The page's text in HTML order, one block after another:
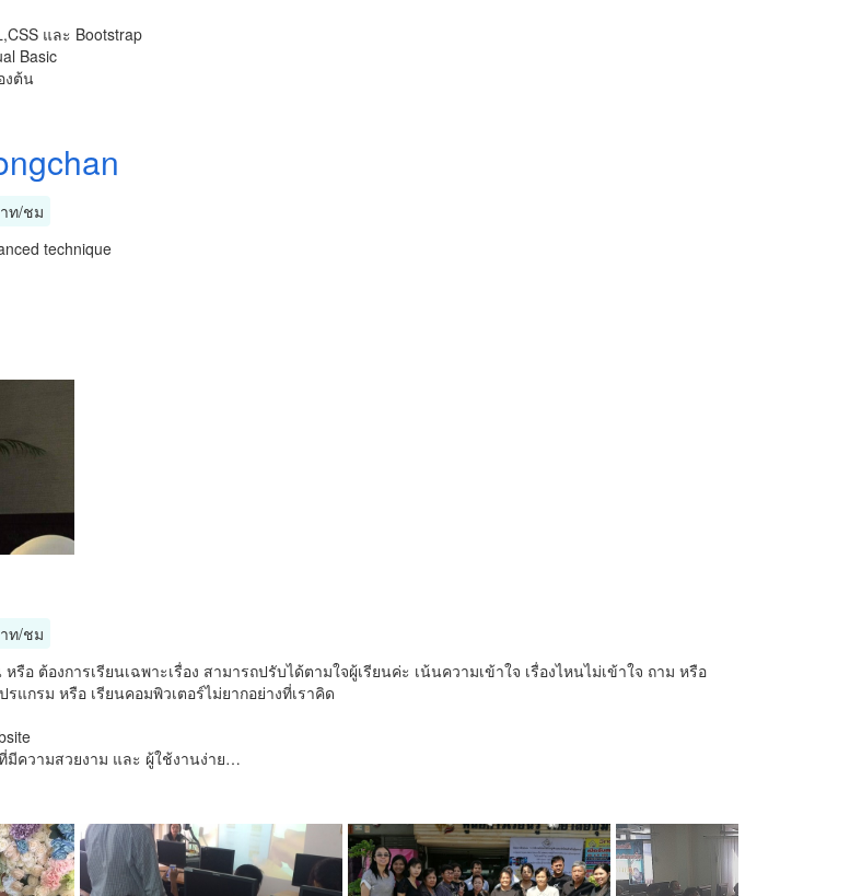
และ Bootstrap
Basic
งต้น
ท/ชม
technique
ท/ชม
รือ ต้องการเรียนเฉพาะเรื่อง สามารถปรับได้ตามใจผู้เรียนค่ะ เน้นความเข้าใจ เรื่องไหนไม่เข้าใจ ถาม หรือ
แกรม หรือ เรียนคอมพิวเตอร์ไม่ยากอย่างที่เราคิด
มีความสวยงาม และ ผู้ใช้งานง่าย…